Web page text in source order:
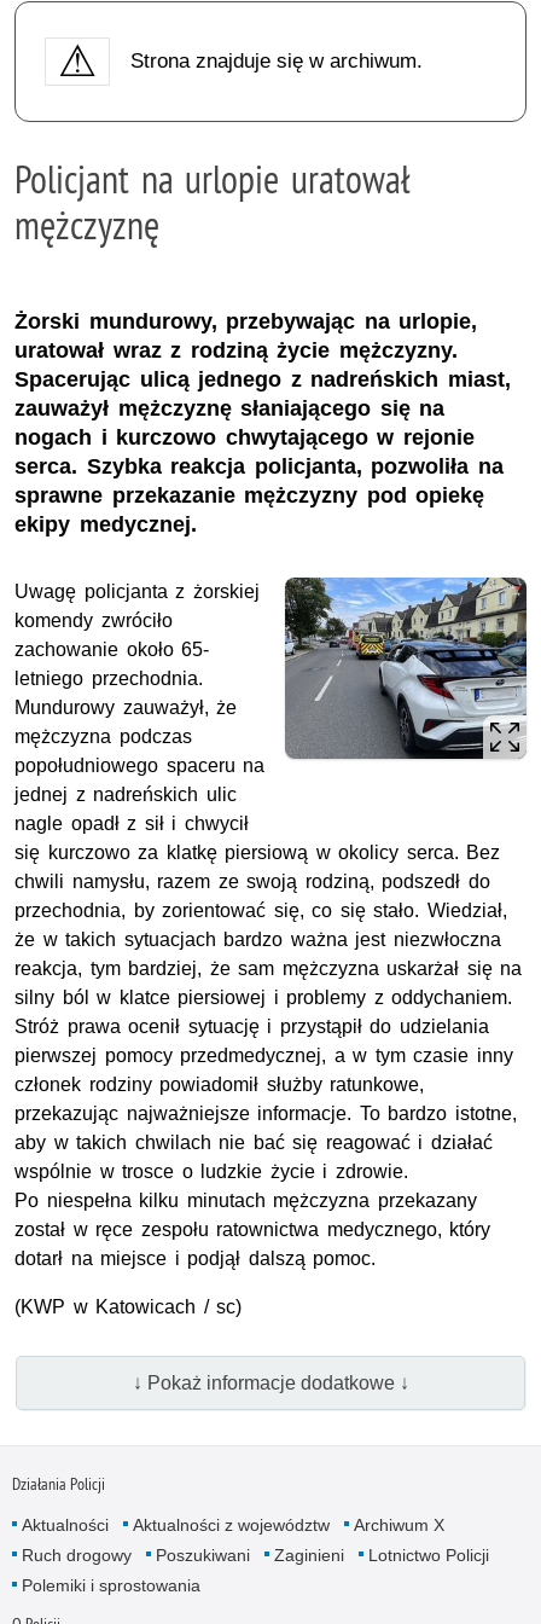
Strona znajduje się w archiwum.
Policjant na urlopie uratował
mężczyznę
Żorski mundurowy, przebywając na urlopie,
uratował wraz z rodziną życie mężczyzny.
Spacerując ulicą jednego z nadreńskich miast,
zauważył mężczyznę słaniającego się na
nogach i kurczowo chwytającego w rejonie
serca. Szybka reakcja policjanta, pozwoliła na
sprawne przekazanie mężczyzny pod opiekę
ekipy medycznej.
Uwagę policjanta z żorskiej
komendy zwróciło
zachowanie około 65-
letniego przechodnia.
Mundurowy zauważył, że
mężczyzna podczas
popołudniowego spaceru na
jednej z nadreńskich ulic
nagle opadł z sił i chwycił
się kurczowo za klatkę piersiową w okolicy serca. Bez
chwili namysłu, razem ze swoją rodziną, podszedł do
przechodnia, by zorientować się, co się stało. Wiedział,
że w takich sytuacjach bardzo ważna jest niezwłoczna
reakcja, tym bardziej, że sam mężczyzna uskarżał się na
silny ból w klatce piersiowej i problemy z oddychaniem.
Stróż prawa ocenił sytuację i przystąpił do udzielania
pierwszej pomocy przedmedycznej, a w tym czasie inny
członek rodziny powiadomił służby ratunkowe,
przekazując najważniejsze informacje. To bardzo istotne,
aby w takich chwilach nie bać się reagować i działać
wspólnie w trosce o ludzkie życie i zdrowie.
Po niespełna kilku minutach mężczyzna przekazany
został w ręce zespołu ratownictwa medycznego, który
dotarł na miejsce i podjął dalszą pomoc.
(KWP w Katowicach / sc)
↓ Pokaż informacje dodatkowe ↓
Działania Policji
Aktualności Aktualności z województw
Archiwum X
Ruch drogowy
Poszukiwani Zaginieni
Lotnictwo Policji
Polemiki i sprostowania